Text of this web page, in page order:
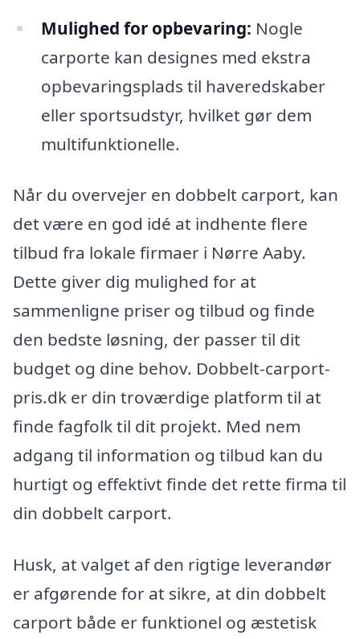
Mulighed for opbevaring: Nogle
carporte kan designes med ekstra
opbevaringsplads til haveredskaber
eller sportsudstyr, hvilket gør dem
multifunktionelle.
Når du overvejer en dobbelt carport, kan
det være en god idé at indhente flere
tilbud fra lokale firmaer i Nørre Aaby.
Dette giver dig mulighed for at
sammenligne priser og tilbud og finde
den bedste løsning, der passer til dit
budget og dine behov. Dobbelt-carport-
pris.dk er din troværdige platform til at
finde fagfolk til dit projekt. Med nem
adgang til information og tilbud kan du
hurtigt og effektivt finde det rette firma til
din dobbelt carport.
Husk, at valget af den rigtige leverandør
er afgørende for at sikre, at din dobbelt
carport både er funktionel og æstetisk